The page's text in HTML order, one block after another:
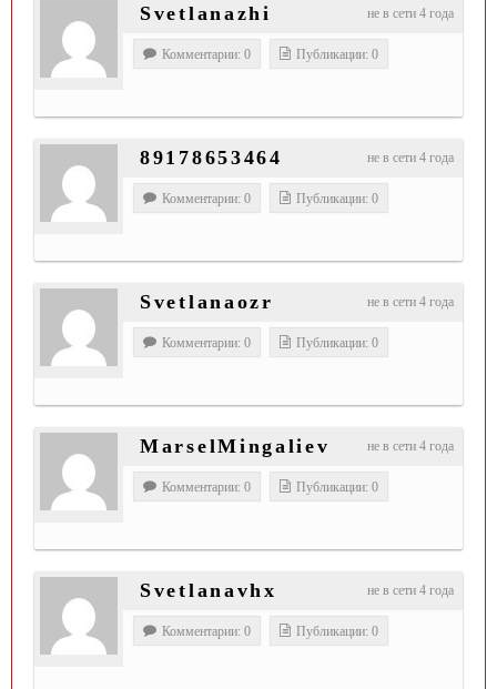
не в сети 4 года
Svetlanazhi
Комментарии: 0 Публикации: 0
не в сети 4 года
89178653464
Комментарии: 0 Публикации: 0
не в сети 4 года
Svetlanaozr
Комментарии: 0 Публикации: 0
не в сети 4 года
MarselMingaliev
Комментарии: 0 Публикации: 0
не в сети 4 года
Svetlanavhx
Комментарии: 0 Публикации: 0